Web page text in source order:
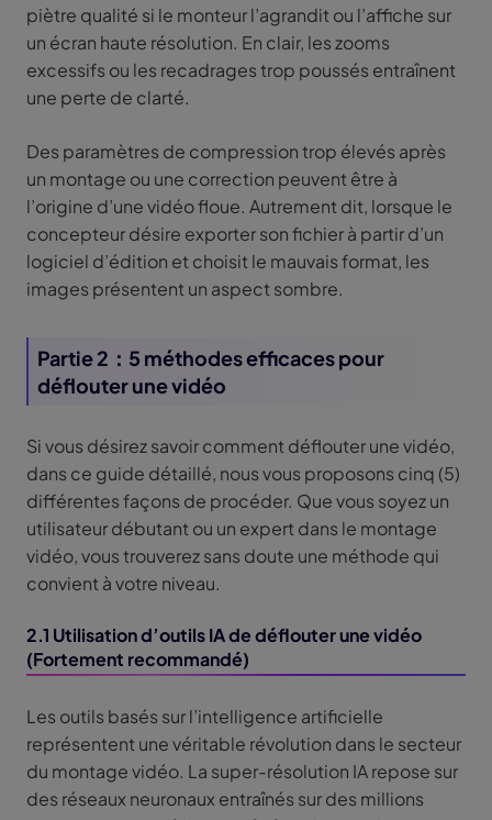
piètre qualité si le monteur l’agrandit ou l’affiche sur
un écran haute résolution. En clair, les zooms
excessifs ou les recadrages trop poussés entraînent
une perte de clarté.
Des paramètres de compression trop élevés après
un montage ou une correction peuvent être à
l’origine d’une vidéo floue. Autrement dit, lorsque le
concepteur désire exporter son fichier à partir d’un
logiciel d’édition et choisit le mauvais format, les
images présentent un aspect sombre.
Partie 2：5 méthodes efficaces pour
déflouter une vidéo
Si vous désirez savoir comment déflouter une vidéo,
dans ce guide détaillé, nous vous proposons cinq (5)
différentes façons de procéder. Que vous soyez un
utilisateur débutant ou un expert dans le montage
vidéo, vous trouverez sans doute une méthode qui
convient à votre niveau.
2.1 Utilisation d’outils IA de déflouter une vidéo
(Fortement recommandé)
Les outils basés sur l’intelligence artificielle
représentent une véritable révolution dans le secteur
du montage vidéo. La super-résolution IA repose sur
des réseaux neuronaux entraînés sur des millions